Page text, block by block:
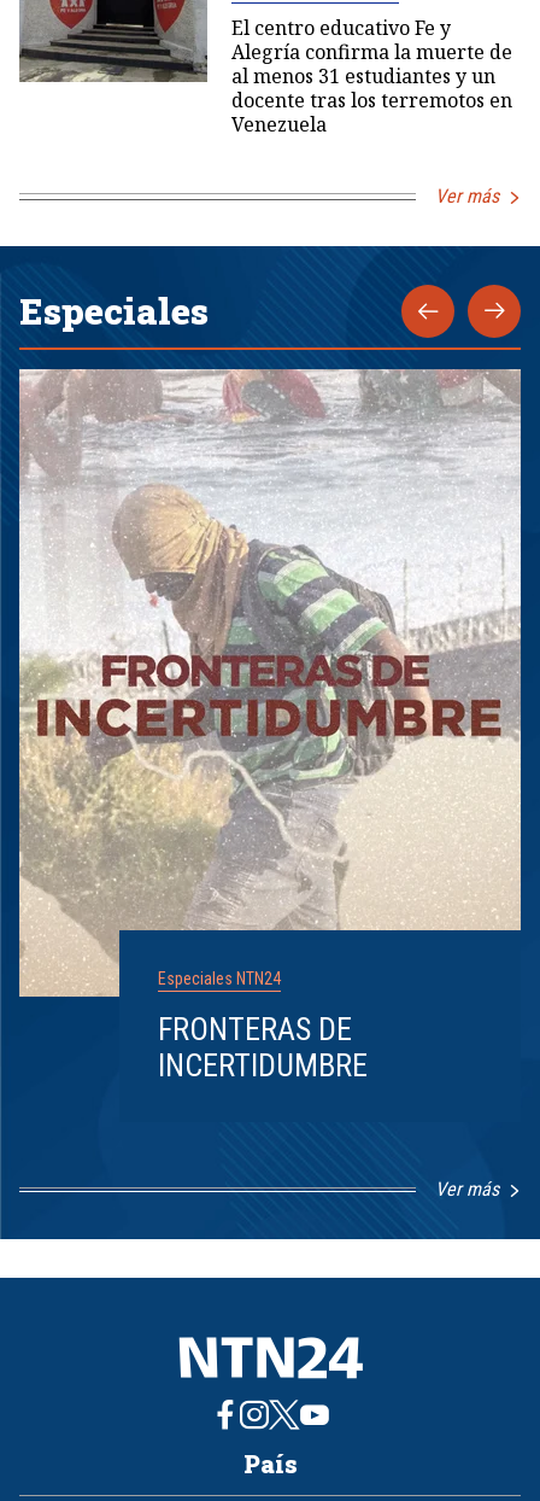
El centro educativo Fe y
Alegría confirma la muerte de
al menos 31 estudiantes y un
docente tras los terremotos en
Venezuela
Ver más
Especiales
Especiales NTN24
FRONTERAS DE
INCERTIDUMBRE
Ver más
1
8
País